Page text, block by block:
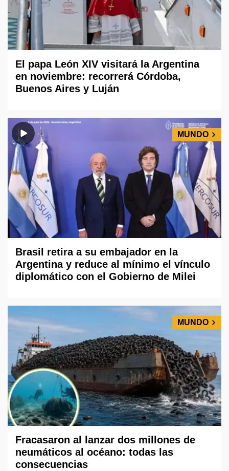
El papa León XIV visitará la Argentina
en noviembre: recorrerá Córdoba,
Buenos Aires y Luján
MUNDO
Brasil retira a su embajador en la
Argentina y reduce al mínimo el vínculo
diplomático con el Gobierno de Milei
MUNDO
Fracasaron al lanzar dos millones de
neumáticos al océano: todas las
consecuencias